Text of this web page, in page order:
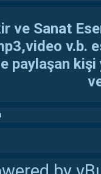
ve Sanat
v.b.
paylaşan